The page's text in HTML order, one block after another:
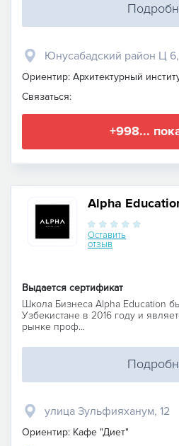
Юнусабадский район Ц
Ориентир: Архитектурный
Связаться:
+998...
Alpha
Оставить
отзыв
Выдается сертификат
Школа Бизнеса Alpha Education
Узбекистане в 2016 году и
рынке проф...
улица Зульфияханум, 12
Ориентир: Кафе "Диет"